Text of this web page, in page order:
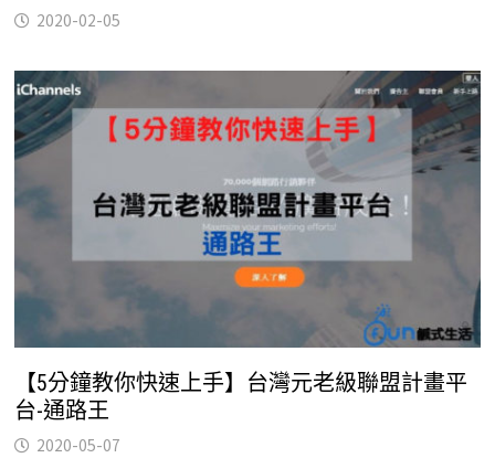
2020-02-05
【5分鐘教你快速上手】台灣元老級聯盟計畫平
台-通路王
2020-05-07